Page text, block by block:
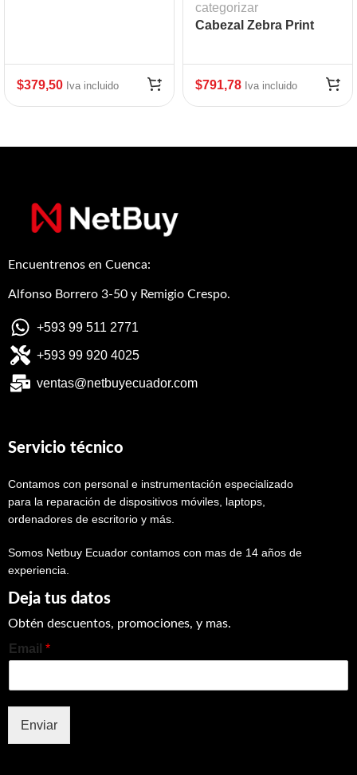
$379,50 Iva incluido
categorizar
Cabezal Zebra Print
$791,78 Iva incluido
Encuentrenos en Cuenca:
Alfonso Borrero 3-50 y Remigio Crespo.
+593 99 511 2771
+593 99 920 4025
ventas@netbuyecuador.com
Servicio técnico
Contamos con personal e instrumentación especializado
para la reparación de dispositivos móviles, laptops,
ordenadores de escritorio y más.
Somos Netbuy Ecuador contamos con mas de 14 años de
experiencia.
Deja tus datos
Obtén descuentos, promociones, y mas.
Email *
Enviar